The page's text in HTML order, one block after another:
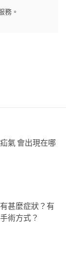
務。
氣 會出現在哪
甚麼症狀？有
術方式？